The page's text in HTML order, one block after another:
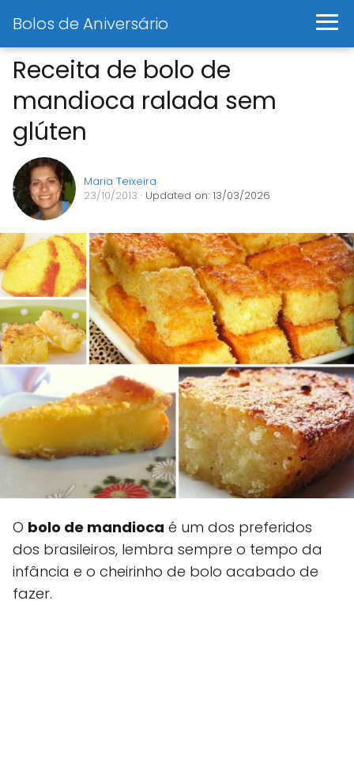
Bolos de Aniversário
Receita de bolo de
mandioca ralada sem
glúten
Maria Teixeira
23/10/2013 · Updated on: 13/03/2026
O bolo de mandioca é um dos preferidos
dos brasileiros, lembra sempre o tempo da
infância e o cheirinho de bolo acabado de
fazer.